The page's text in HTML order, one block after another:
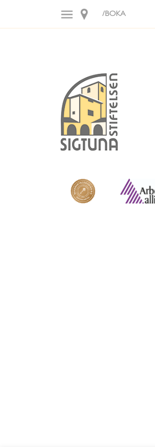
/BOKA